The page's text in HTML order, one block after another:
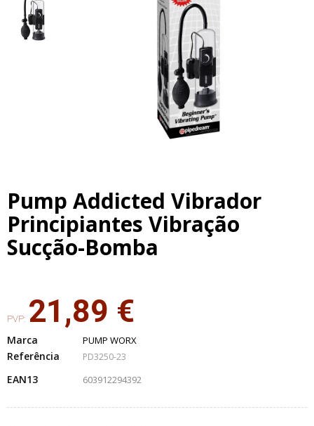
Pump Addicted Vibrador
Principiantes Vibração
Sucção-Bomba
PVP: 21,89 €
Marca PUMP WORX
Referência PD3250-23
EAN13 603912294392